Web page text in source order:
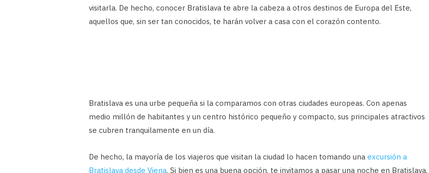
visitarla. De hecho, conocer Bratislava te abre la cabeza a otros destinos de Europa del Este,
aquellos que, sin ser tan conocidos, te harán volver a casa con el corazón contento.
Bratislava es una urbe pequeña si la comparamos con otras ciudades europeas. Con apenas
medio millón de habitantes y un centro histórico pequeño y compacto, sus principales atractivos
se cubren tranquilamente en un día.
De hecho, la mayoría de los viajeros que visitan la ciudad lo hacen tomando una excursión a
Bratislava desde Viena. Si bien es una buena opción, te invitamos a pasar una noche en Bratislava,